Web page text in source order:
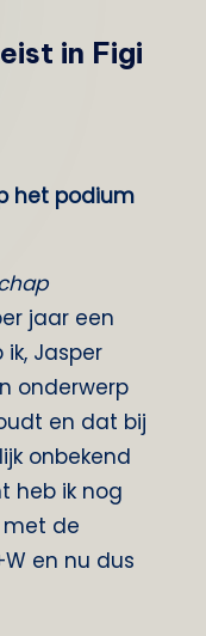
in Figi
het podium
jaar een
ik, Jasper
onderwerp
en dat bij
onbekend
heb ik nog
de
en nu dus